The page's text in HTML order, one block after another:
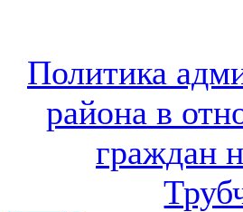
Политика
района в
граждан